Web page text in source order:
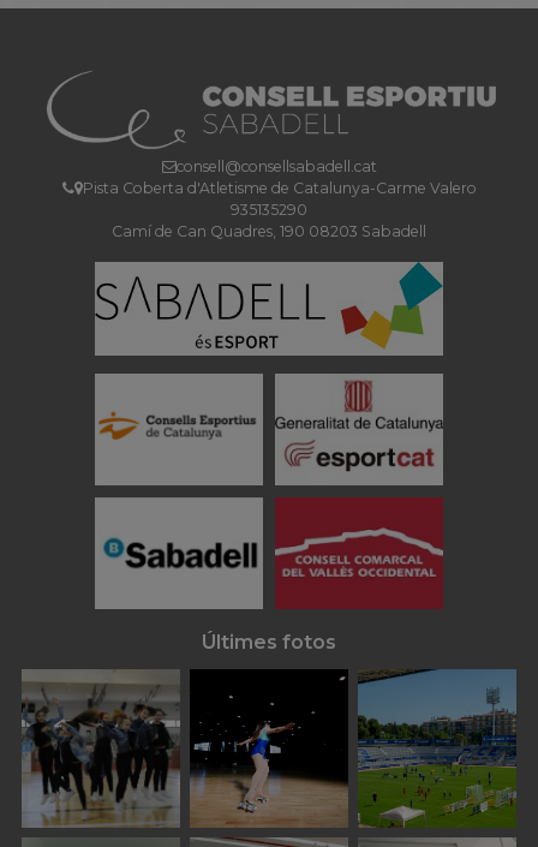
consell@consellsabadell.cat
Pista Coberta d'Atletisme de Catalunya-Carme Valero
935135290
Camí de Can Quadres, 190 08203 Sabadell
Últimes fotos